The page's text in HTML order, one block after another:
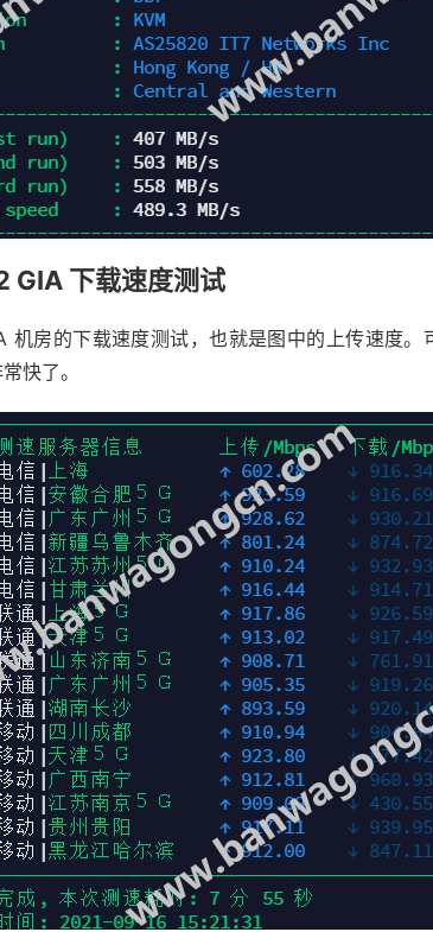
GIA 下载速度测试
机房的下载速度测试，也就是图中的上传速度
快了。